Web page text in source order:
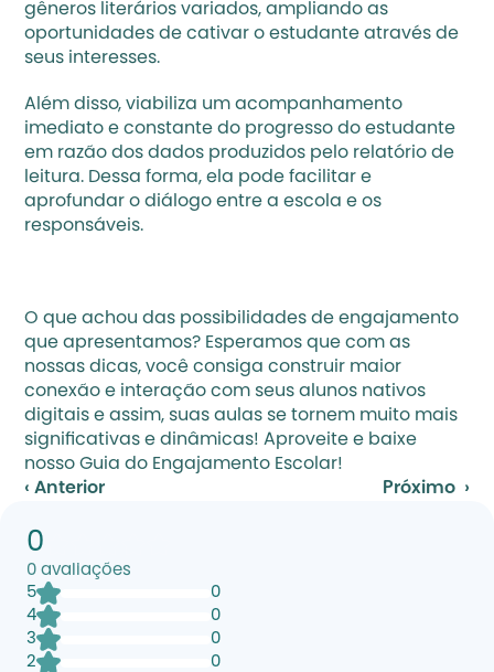
gêneros literários variados, ampliando as
oportunidades de cativar o estudante através de
seus interesses.
Além disso, viabiliza um acompanhamento
imediato e constante do progresso do estudante
em razão dos dados produzidos pelo relatório de
leitura. Dessa forma, ela pode facilitar e
aprofundar o diálogo entre a escola e os
responsáveis.
O que achou das possibilidades de engajamento
que apresentamos? Esperamos que com as
nossas dicas, você consiga construir maior
conexão e interação com seus alunos nativos
digitais e assim, suas aulas se tornem muito mais
significativas e dinâmicas! Aproveite e baixe
nosso Guia do Engajamento Escolar!
‹ Anterior
Próximo  ›
0
0 avaliações
5
0
4
0
3
0
2
0